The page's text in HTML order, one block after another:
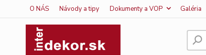
O NÁS Návody a tipy Dokumenty a VOP Galéria